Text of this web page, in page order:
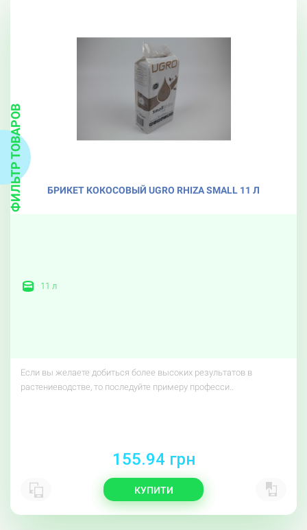
ФИЛЬТР ТОВАРОВ БРИКЕТ КОКОСОВЫЙ UGRO RHIZA SMALL 11 Л
11 л
Если вы желаете добиться более высоких результатов в
растениеводстве, то последуйте примеру професси..
155.94 грн
КУПИТИ